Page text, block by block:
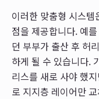
이러한 맞춤형 시스
점을 제공합니다. 예
던 부부가 출산 후 허
하게 될 수 있습니다.
리스를 새로 사야 했
로 지지층 레이어만